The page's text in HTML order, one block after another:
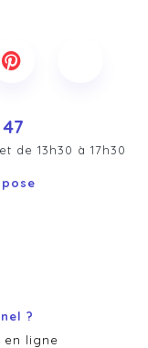
de 13h30 à 17h30
?
en ligne